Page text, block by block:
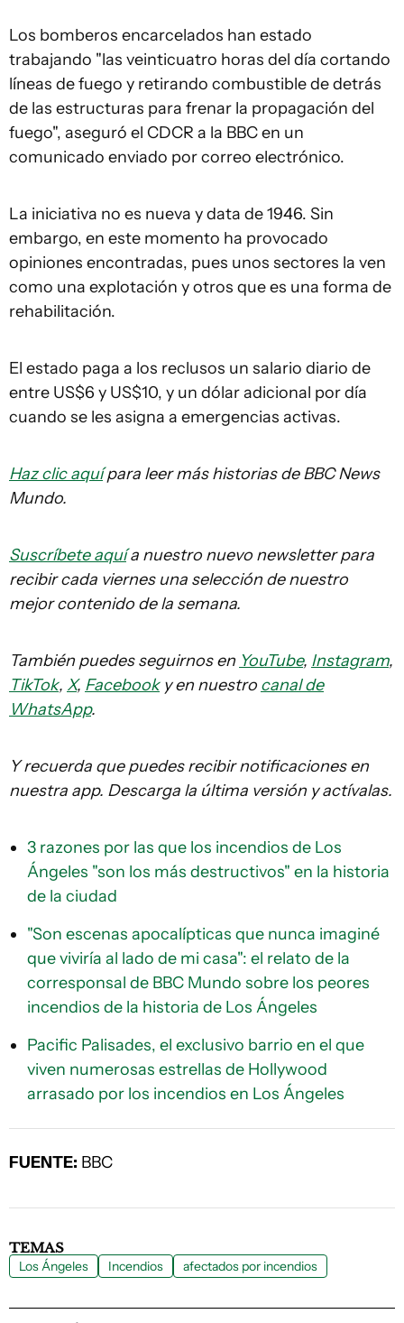
Los bomberos encarcelados han estado
trabajando "las veinticuatro horas del día cortando
líneas de fuego y retirando combustible de detrás
de las estructuras para frenar la propagación del
fuego", aseguró el CDCR a la BBC en un
comunicado enviado por correo electrónico.
La iniciativa no es nueva y data de 1946. Sin
embargo, en este momento ha provocado
opiniones encontradas, pues unos sectores la ven
como una explotación y otros que es una forma de
rehabilitación.
El estado paga a los reclusos un salario diario de
entre US$6 y US$10, y un dólar adicional por día
cuando se les asigna a emergencias activas.
Haz clic aquípara leer más historias de BBC News
Mundo.
Suscríbete aquía nuestro nuevo newsletter para
recibir cada viernes una selección de nuestro
mejor contenido de la semana.
También puedes seguirnos en YouTube, Instagram,
TikTok, X, Facebooky en nuestro canal de
WhatsApp.
Y recuerda que puedes recibir notificaciones en
nuestra app. Descarga la última versión y actívalas.
3 razones por las que los incendios de Los
Ángeles "son los más destructivos" en la historia
de la ciudad
"Son escenas apocalípticas que nunca imaginé
que viviría al lado de mi casa": el relato de la
corresponsal de BBC Mundo sobre los peores
incendios de la historia de Los Ángeles
Pacific Palisades, el exclusivo barrio en el que
viven numerosas estrellas de Hollywood
arrasado por los incendios en Los Ángeles
FUENTE: BBC
TEMAS
Los Ángeles Incendios afectados por incendios